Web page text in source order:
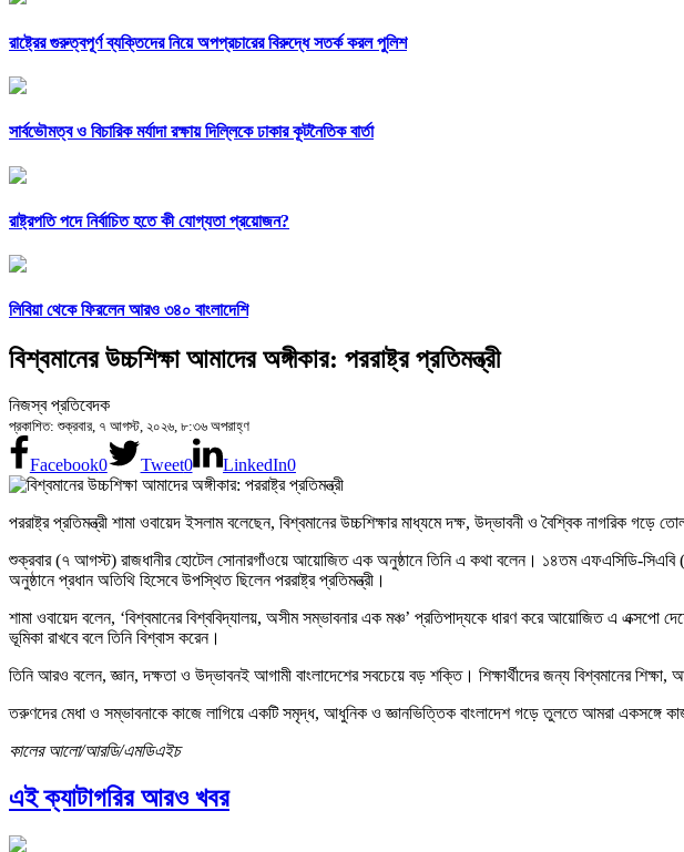
রাষ্ট্রের গুরুত্বপূর্ণ ব্যক্তিদের নিয়ে অপপ্রচারের বিরুদ্ধে সতর্ক করল পুলিশ
সার্বভৌমত্ব ও বিচারিক মর্যাদা রক্ষায় দিল্লিকে ঢাকার কূটনৈতিক বার্তা
রাষ্ট্রপতি পদে নির্বাচিত হতে কী যোগ্যতা প্রয়োজন?
লিবিয়া থেকে ফিরলেন আরও ৩৪০ বাংলাদেশি
বিশ্বমানের উচ্চশিক্ষা আমাদের অঙ্গীকার: পররাষ্ট্র প্রতিমন্ত্রী
নিজস্ব প্রতিবেদক
প্রকাশিত: শুক্রবার, ৭ আগস্ট, ২০২৬, ৮:৩৬ অপরাহ্ণ
Facebook0 Tweet0 LinkedIn0
পররাষ্ট্র প্রতিমন্ত্রী শামা ওবায়েদ ইসলাম বলেছেন, বিশ্বমানের উচ্চশিক্ষার মাধ্যমে দক্ষ, উদ্ভাবনী ও বৈশ্বিক নাগরিক গড়ে
শুক্রবার (৭ আগস্ট) রাজধানীর হোটেল সোনারগাঁওয়ে আয়োজিত এক অনুষ্ঠানে তিনি এ কথা বলেন। ১৪তম এফএসিডি-সিএবি
অনুষ্ঠানে প্রধান অতিথি হিসেবে উপস্থিত ছিলেন পররাষ্ট্র প্রতিমন্ত্রী।
শামা ওবায়েদ বলেন, ‘বিশ্বমানের বিশ্ববিদ্যালয়, অসীম সম্ভাবনার এক মঞ্চ’ প্রতিপাদ্যকে ধারণ করে আয়োজিত এ এক্সপো
ভূমিকা রাখবে বলে তিনি বিশ্বাস করেন।
তিনি আরও বলেন, জ্ঞান, দক্ষতা ও উদ্ভাবনই আগামী বাংলাদেশের সবচেয়ে বড় শক্তি। শিক্ষার্থীদের জন্য বিশ্বমানের
তরুণদের মেধা ও সম্ভাবনাকে কাজে লাগিয়ে একটি সমৃদ্ধ, আধুনিক ও জ্ঞানভিত্তিক বাংলাদেশ গড়ে তুলতে আমরা একসঙ্গে
কালের আলো/আরডি/এমডিএইচ
এই ক্যাটাগরির আরও খবর